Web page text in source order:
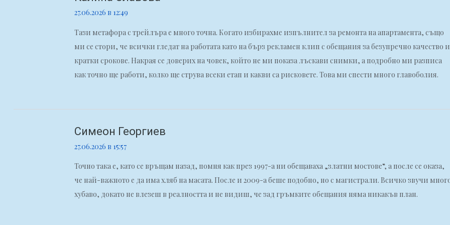
27.06.2026 в 12:49
Тази метафора с трейлъра е много точна. Когато избирахме изпълнител за ремонта на апартамента, също
ми се стори, че всички гледат на работата като на бърз рекламен клип с обещания за безупречно качество и
кратки срокове. Накрая се доверих на човек, който не ми показа лъскави снимки, а подробно ми разписа
как точно ще работи, колко ще струва всеки етап и какви са рисковете. Това ми спести много главоболия.
Симеон Георгиев
27.06.2026 в 15:57
Точно така е, като се връщам назад, помня как през 1997-а ни обещаваха „златни мостове“, а после се оказа,
че най-важното е да има хляб на масата. После и 2009-а беше подобно, но с магистрали. Всичко звучи
хубаво, докато не влезеш в реалността и не видиш, че зад гръмките обещания няма никакъв план.